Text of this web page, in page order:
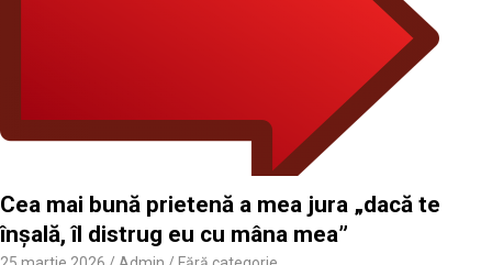
Cea mai bună prietenă a mea jura „dacă te
înșală, îl distrug eu cu mâna mea”